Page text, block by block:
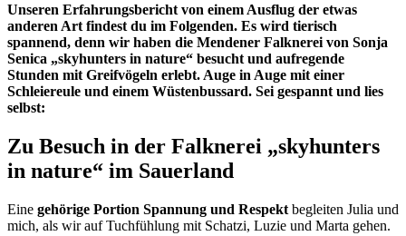
Unseren Erfahrungsbericht von einem Ausflug der etwas
anderen Art findest du im Folgenden. Es wird tierisch
spannend, denn wir haben die Mendener Falknerei von Sonja
Senica „skyhunters in nature“ besucht und aufregende
Stunden mit Greifvögeln erlebt. Auge in Auge mit einer
Schleiereule und einem Wüstenbussard. Sei gespannt und lies
selbst:
Zu Besuch in der Falknerei „skyhunters
in nature“ im Sauerland
Eine gehörige Portion Spannung und Respekt begleiten Julia und
mich, als wir auf Tuchfühlung mit Schatzi, Luzie und Marta gehen.